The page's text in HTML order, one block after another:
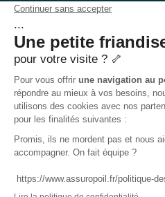
Feuille de soins
Conditions générales
Politique de confidentialité
Politique des Cookies
Accessibilité :
Partiellement conforme